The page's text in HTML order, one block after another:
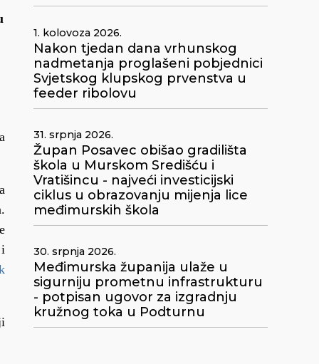
1. kolovoza 2026.
Nakon tjedan dana vrhunskog
nadmetanja proglašeni pobjednici
Svjetskog klupskog prvenstva u
feeder ribolovu
31. srpnja 2026.
Župan Posavec obišao gradilišta
škola u Murskom Središću i
Vratišincu - najveći investicijski
ciklus u obrazovanju mijenja lice
međimurskih škola
30. srpnja 2026.
Međimurska županija ulaže u
sigurniju prometnu infrastrukturu
- potpisan ugovor za izgradnju
kružnog toka u Podturnu